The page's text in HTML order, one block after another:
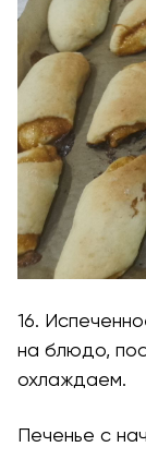
16.
на блюдо,
охлаждаем.
Печенье с